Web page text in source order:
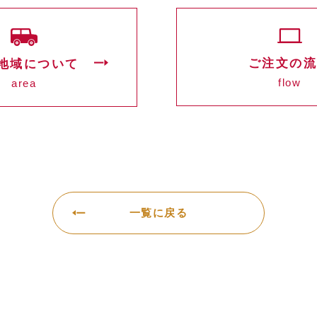
域について
area
ご注文の
flow
一覧に戻る